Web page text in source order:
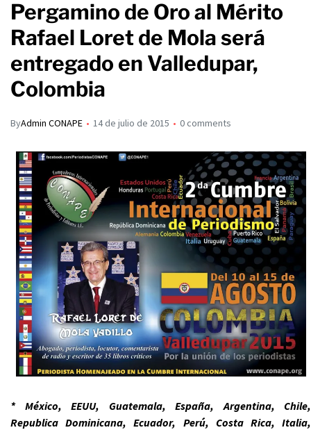
Pergamino de Oro al Mérito
Rafael Loret de Mola será
entregado en Valledupar,
Colombia
ByAdmin CONAPE 14 de julio de 2015 0 comments
* México, EEUU, Guatemala, España, Argentina, Chile,
Republica Dominicana, Ecuador, Perú, Costa Rica, Italia,